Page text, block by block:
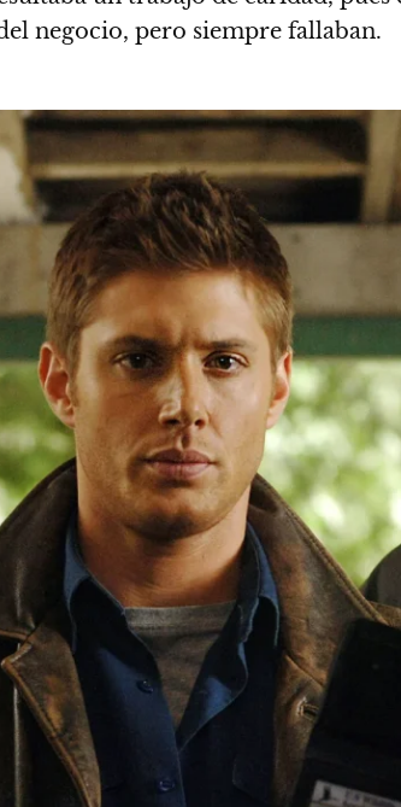
negocio, pero siempre fallaban.